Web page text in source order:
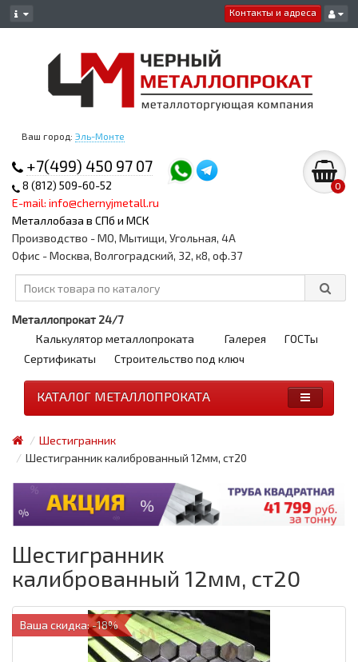
Контакты и адреса
Ваш город: Эль-Монте
+7(499) 450 97 07
8 (812) 509-60-52
E-mail: info@chernyjmetall.ru
Металлобаза в СПб и МСК
0
Производство - МО, Мытищи, Угольная, 4А
Офис - Москва, Волгоградский, 32, к8, оф.37
Металлопрокат 24/7
Калькулятор металлопроката
Галерея
ГОСТы
Сертификаты
Строительство под ключ
КАТАЛОГ МЕТАЛЛОПРОКАТА
Шестигранник
Шестигранник калиброванный 12мм, ст20
Шестигранник
калиброванный 12мм, ст20
Ваша скидка: -18%